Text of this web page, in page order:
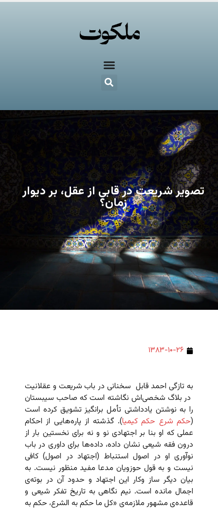
تصویر شریعت در قابی از عقل، بر دیوار
زمان؟
۱۳۸۳-۱۰-۲۶
به تازگی احمد قابل سخنانی در باب شریعت و عقلانیت
در بلاگ شخصی‌اش نگاشته است که صاحب سیبستان
را به نوشتن یادداشتی تأمل برانگیز تشویق کرده است
(حکم شرع حکم کیمیا). گذشته از پاره‌هایی از احکام
عملی که او بنا بر اجتهادی نو و نه برای نخستین بار از
درون فقه شیعی نشان داده، داده‌ها برای داوری در باب
نوآوری او در اصول استنباط (اجتهاد در اصول) کافی
نیست و به قول حوزویان مدعا مفید منظور نیست. به
بیان دیگر ساز وکار این اجتهاد و حدود آن در بوته‌ی
اجمال مانده است. نیم نگاهی به تاریخ تفکر شیعی و
قاعده‌ی مشهور ملازمه‌ی «کل ما حکم به الشرع، حکم به